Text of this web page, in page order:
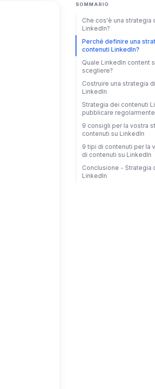
SOMMARIO
Che cos'è una strategia
LinkedIn?
Perché definire una
contenuti LinkedIn?
Quale LinkedIn content
scegliere?
Costruire una strategia
LinkedIn
Strategia dei contenuti
pubblicare regolarmente
9 consigli per la vostra
contenuti su LinkedIn
9 tipi di contenuti per la
di contenuti su LinkedIn
Conclusione - Strategia
LinkedIn